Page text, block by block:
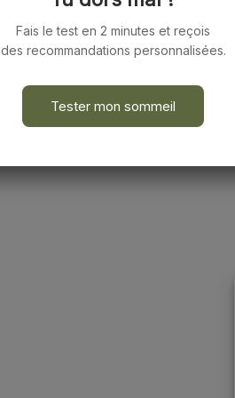
Fais le test en 2 minutes et reçois
des recommandations personnalisées.
Tester mon sommeil